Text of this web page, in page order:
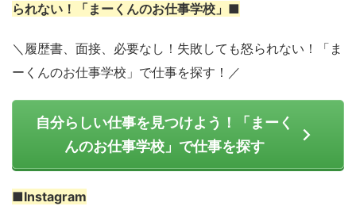
られない！「まーくんのお仕事学校」■
＼履歴書、面接、必要なし！失敗しても怒られない！「ま
ーくんのお仕事学校」で仕事を探す！／
自分らしい仕事を見つけよう！「まーく
んのお仕事学校」で仕事を探す
■Instagram